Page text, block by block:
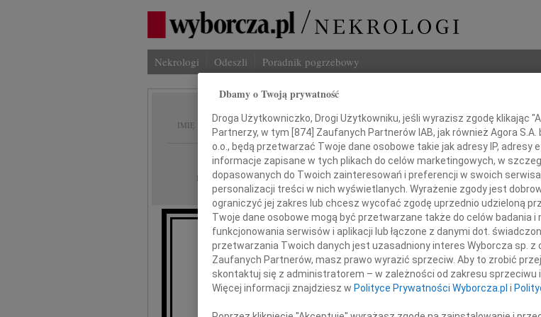
Nekrologi Odeszli Poradnik pogrzebowy
IMIĘ I NAZWISKO: Maria Geller
REGION: Warszawa
DATA EMISJI: 01.07.2026
Przed rokiem odeszła moja matka
Dbamy o Twoją prywatność
Droga Użytkowniczko, Drogi Użytkowniku, jeśli wyrazisz zgodę klikając
Partnerzy, w tym [874] Zaufanych Partnerów IAB, jak również Agora
o.o., będą przetwarzać Twoje dane osobowe takie jak adresy IP, adresy
informacje zapisane w tych plikach do celów marketingowych, w
dopasowanych do Twoich zainteresowań i preferencji w swoich
personalizacji treści w nich wyświetlanych. Wyrażenie zgody jest
ograniczyć jej zakres lub chcesz wycofać zgodę uprzednio udzieloną
Twoje dane osobowe mogą być przetwarzane także do celów badania
funkcjonowania serwisów i aplikacji lub łączone z danymi dot.
przetwarzania Twoich danych jest uzasadniony interes Wyborcza sp. z
Zaufanych Partnerów, masz prawo wyrazić sprzeciw. Aby to zrobić
skontaktuj się z administratorem – w zależności od zakresu sprzeciwu
Więcej informacji znajdziesz w Polityce Prywatności Wyborcza.pl i